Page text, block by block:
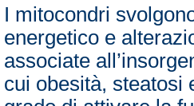
I mitocondri
energetico e
associate
cui obesità, steatosi